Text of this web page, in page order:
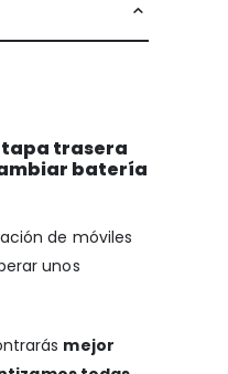
tapa trasera
batería
de móviles
unos
mejor